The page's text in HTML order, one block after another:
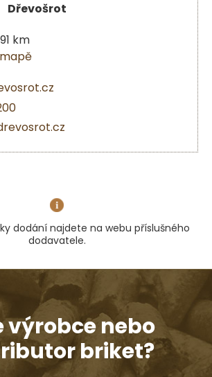
Dřevošrot
km
dodání najdete na webu příslušného
dodavatele.
výrobce nebo
briket?